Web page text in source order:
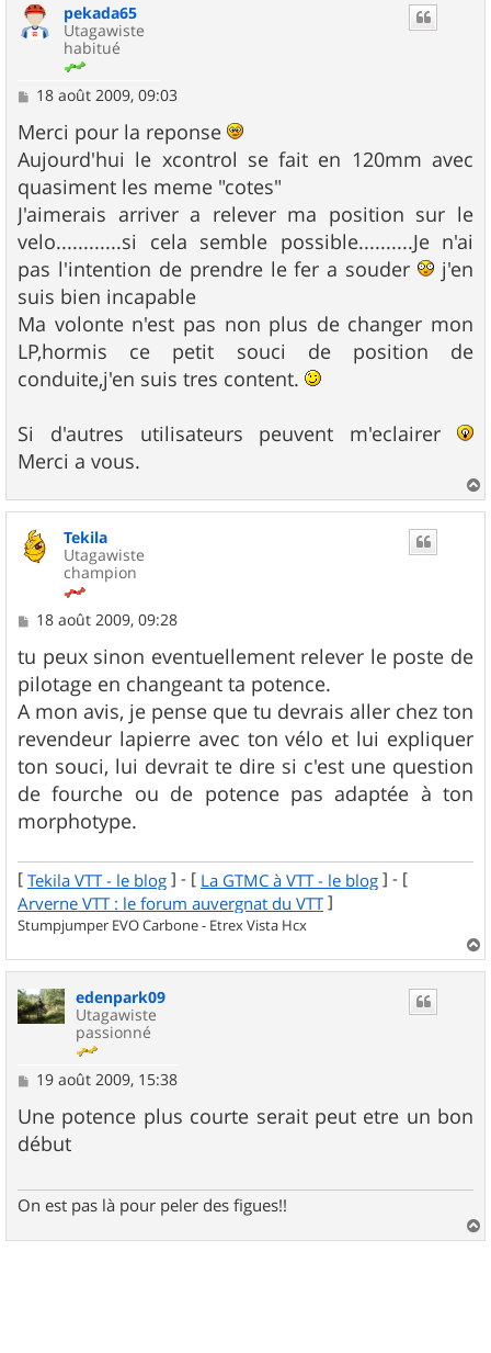
pekada65
Utagawiste
habitué
M
s
s
a
g
e
18 août 2009, 09:03
Merci pour la reponse
Aujourd'hui le xcontrol se fait en 120mm avec
quasiment les meme "cotes"
J'aimerais arriver a relever ma position sur le
velo............si cela semble possible..........Je n'ai
pas l'intention de prendre le fer a souder
j'en
suis bien incapable
Ma volonte n'est pas non plus de changer mon
LP,hormis ce petit souci de position de
conduite,j'en suis tres content.
Si d'autres utilisateurs peuvent m'eclairer
Merci a vous.
a
Tekila
Utagawiste
champion
M
s
s
a
g
e
18 août 2009, 09:28
tu peux sinon eventuellement relever le poste de
pilotage en changeant ta potence.
A mon avis, je pense que tu devrais aller chez ton
revendeur lapierre avec ton vélo et lui expliquer
ton souci, lui devrait te dire si c'est une question
de fourche ou de potence pas adaptée à ton
morphotype.
[ Tekila VTT - le blog ] - [ La GTMC à VTT - le blog ] - [
Arverne VTT : le forum auvergnat du VTT ]
Stumpjumper EVO Carbone - Etrex Vista Hcx
a
edenpark09
Utagawiste
passionné
M
s
s
a
19 août 2009, 15:38
Une potence plus courte serait peut etre un bon
début
On est pas là pour peler des figues!!
a